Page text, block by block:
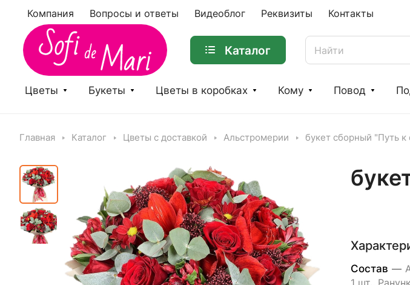
Компания Вопросы и ответы Видеоблог Реквизиты Контакты
Каталог
Цветы Букеты Цветы в коробках Кому Повод
Главная Каталог Цветы с доставкой Альстромерии букет сборный "Путь к
Состав —
1 шт.,